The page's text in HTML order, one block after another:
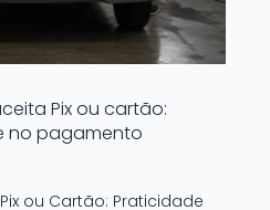
Pix ou cartão:
no pagamento
ou Cartão: Praticidade